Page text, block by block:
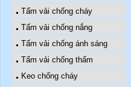
Tấm vải chống cháy
Tấm vải chống nắng
Tấm vải chống ánh sáng
Tấm vải chống thấm
Keo chống cháy